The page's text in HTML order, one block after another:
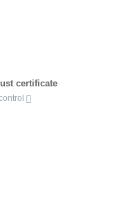
certificate